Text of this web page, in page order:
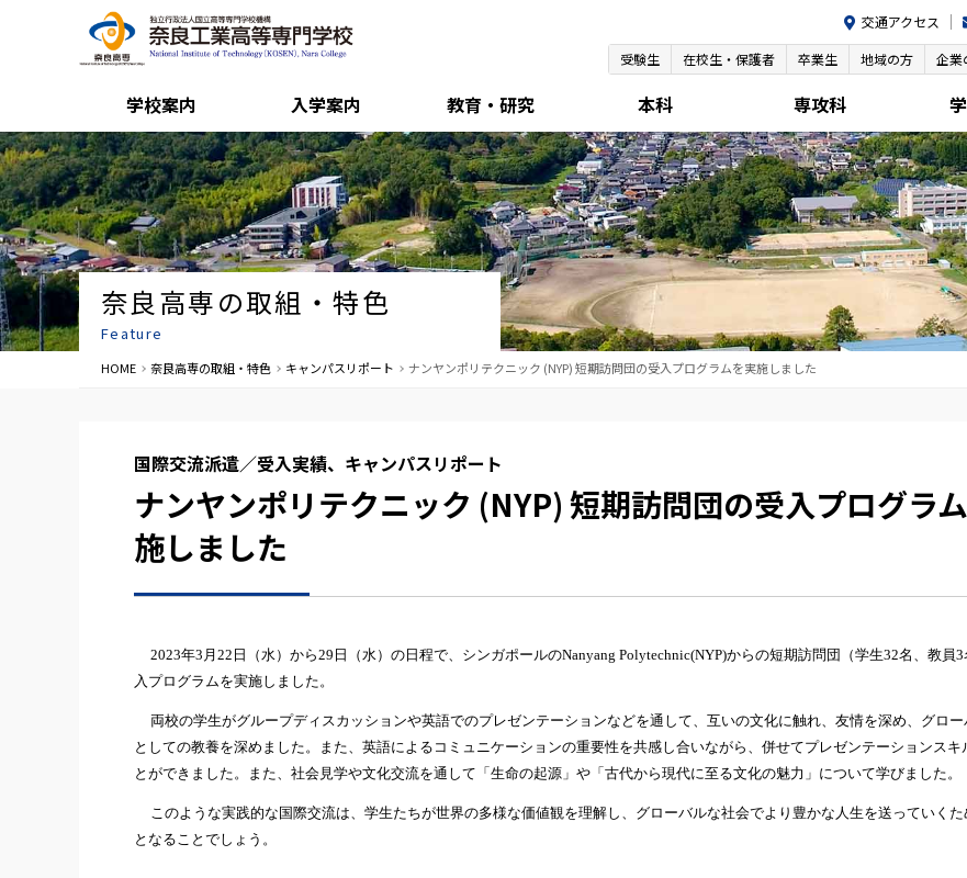
交通アクセス
受験生 在校生・保護者 卒業生 地域の方 企業
学校案内 入学案内 教育・研究 本科 専攻科
奈良高専の取組・特色
Feature
HOME 奈良高専の取組・特色 キャンパスリポート ナンヤンポリテクニック (NYP) 短期訪問団の受入プログラムを実施しました
国際交流派遣／受入実績、キャンパスリポート
ナンヤンポリテクニック (NYP) 短期訪問団の受入プログラ
施しました
2023年3 月 22 日（水）から29 日（水）の日程で、シンガポールのNanyang Polytechnic(NYP)からの短期訪問団（学生32名、教員3
入プログラムを実施しました。
両校の学生がグループディスカッションや英語でのプレゼンテーションなどを通して、互いの文化に触れ、友情を深め、グロー
としての教養を深めました。また、英語によるコミュニケーションの重要性を共感し合いながら、併せてプレゼンテーションスキ
とができました。また、社会見学や文化交流を通して「生命の起源」や「古代から現代に至る文化の魅力」について学びました。
このような実践的な国際交流は、学生たちが世界の多様な価値観を理解し、グローバルな社会でより豊かな人生を送っていくた
となることでしょう。